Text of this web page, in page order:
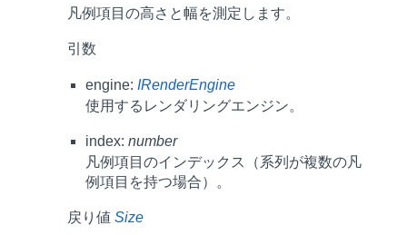
凡例項目の高さと幅を測定します。
引数
engine: IRenderEngine
使用するレンダリングエンジン。
index: number
凡例項目のインデックス（系列が複数の凡
例項目を持つ場合）。
戻り値 Size